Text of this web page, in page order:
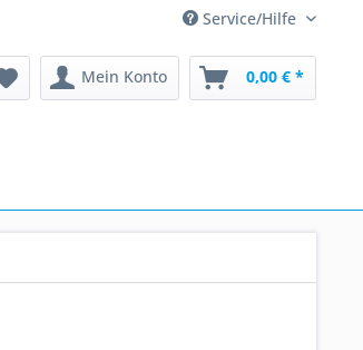
Service/Hilfe
Mein Konto 0,00 € *